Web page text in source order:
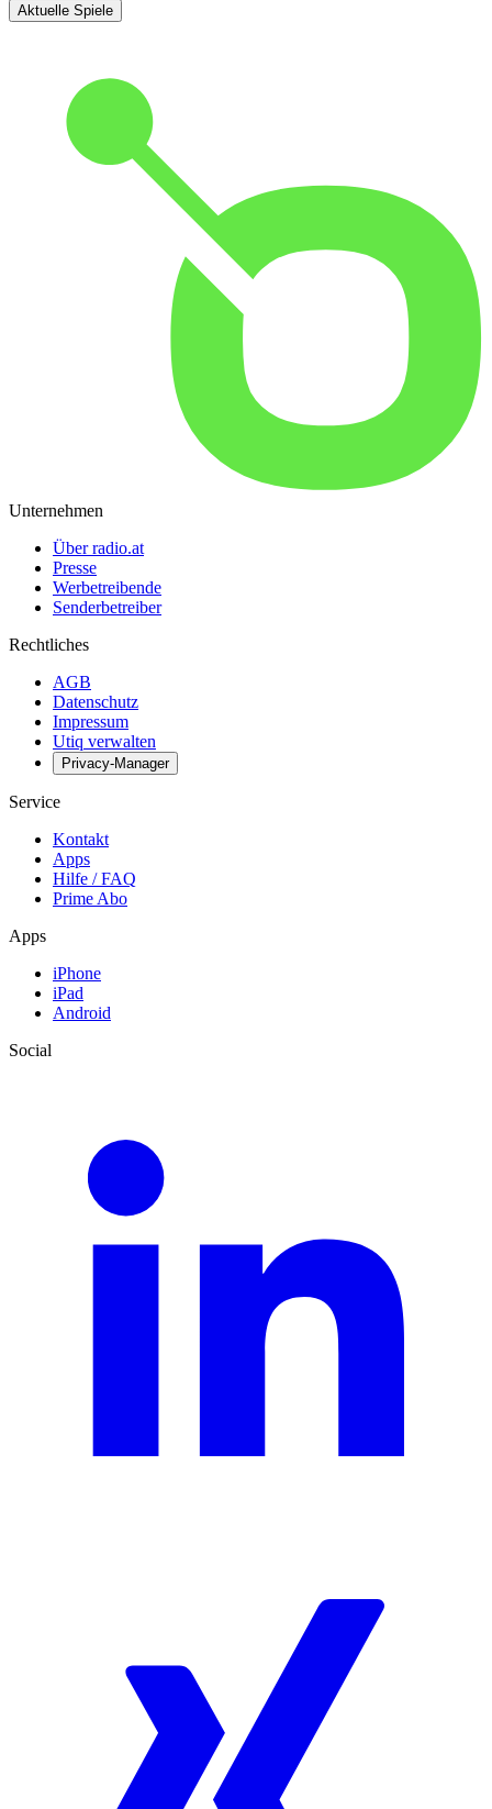
Aktuelle Spiele
Unternehmen
Über radio.at
Presse
Werbetreibende
Senderbetreiber
Rechtliches
AGB
Datenschutz
Impressum
Utiq verwalten
Privacy-Manager
Service
Kontakt
Apps
Hilfe / FAQ
Prime Abo
Apps
iPhone
iPad
Android
Social